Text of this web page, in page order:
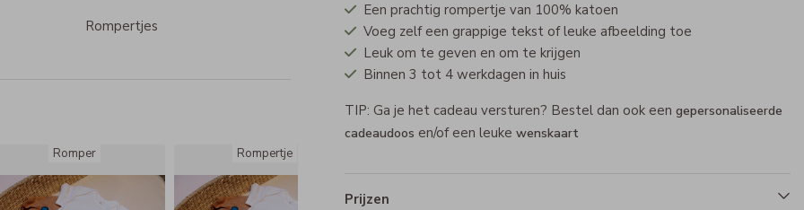
Rompertjes
Romper Rompertje
Een prachtig rompertje van 100% katoen
Voeg zelf een grappige tekst of leuke afbeelding toe
Leuk om te geven en om te krijgen
Binnen 3 tot 4 werkdagen in huis
TIP: Ga je het cadeau versturen? Bestel dan ook een gepersonaliseerde
cadeaudoos en/of een leuke wenskaart
Prijzen